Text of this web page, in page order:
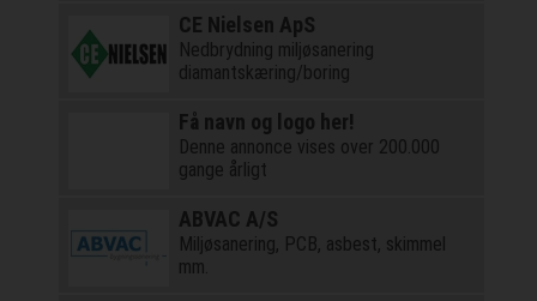
CE Nielsen ApS
Nedbrydning miljøsanering
diamantskæring/boring
Få navn og logo her!
Denne annonce vises over 200.000
gange årligt
ABVAC A/S
Miljøsanering, PCB, asbest, skimmel
mm.